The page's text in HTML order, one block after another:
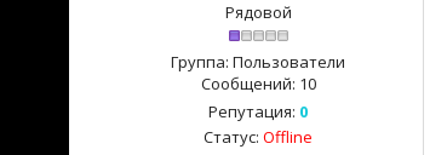
Рядовой
Группа: Пользователи
Сообщений: 10
Репутация: 0
Статус: Offline